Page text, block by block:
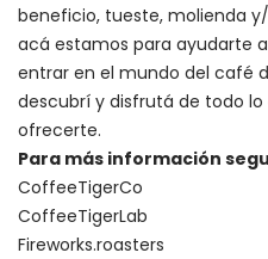
beneficio, tueste, molienda
acá estamos para ayudarte
entrar en el mundo del café
descubrí y disfrutá de todo
ofrecerte.
Para más información
CoffeeTigerCo
CoffeeTigerLab
Fireworks.roasters